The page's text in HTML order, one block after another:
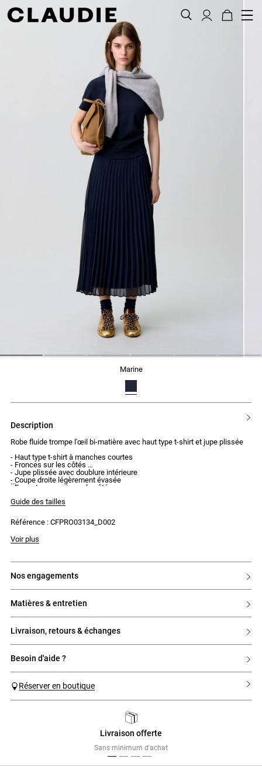
marine
description
Robe fluide trompe l'œil bi-matière avec haut type t-shirt et jupe plissée
- Haut type t-shirt à manches courtes
- Fronces sur les côtés
- Jupe plissée avec doublure intérieure
- Coupe droite légèrement évasée
- Fermeture par zip sur le côté
Guide des tailles
Référence : CFPRO03134_D002
Voir plus
nos engagements
matières & entretien
livraison, retours & échanges
besoin d'aide ?
Réserver en boutique
Livraison offerte
Sans minimum d'achat